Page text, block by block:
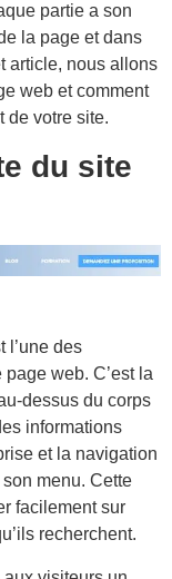
partie a son
la page et dans
article, nous allons
web et comment
de votre site.
du site
l’une des
web. C’est la
dessus du corps
informations
et la navigation
menu. Cette
facilement sur
recherchent.